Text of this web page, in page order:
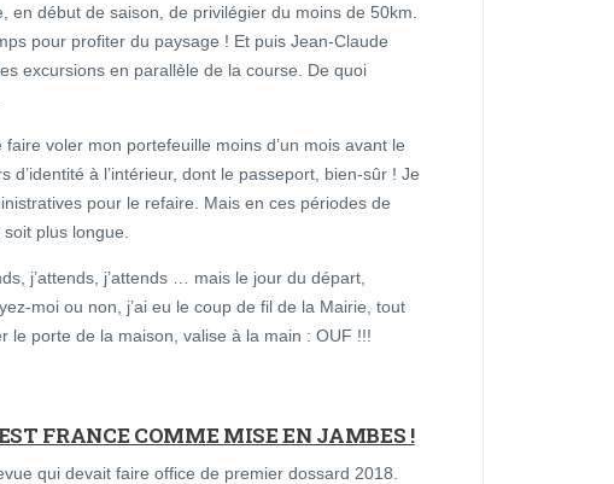
en début de saison, de privilégier du moins de 50km.
pour profiter du paysage ! Et puis Jean-Claude
excursions en parallèle de la course. De quoi
voler mon portefeuille moins d’un mois avant le
à l’intérieur, dont le passeport, bien-sûr ! Je
pour le refaire. Mais en ces périodes de
plus longue.
j’attends, j’attends … mais le jour du départ,
moi ou non, j’ai eu le coup de fil de la Mairie, tout
le porte de la maison, valise à la main : OUF !!!
FRANCE COMME MISE EN JAMBES !
qui devait faire office de premier dossard 2018.